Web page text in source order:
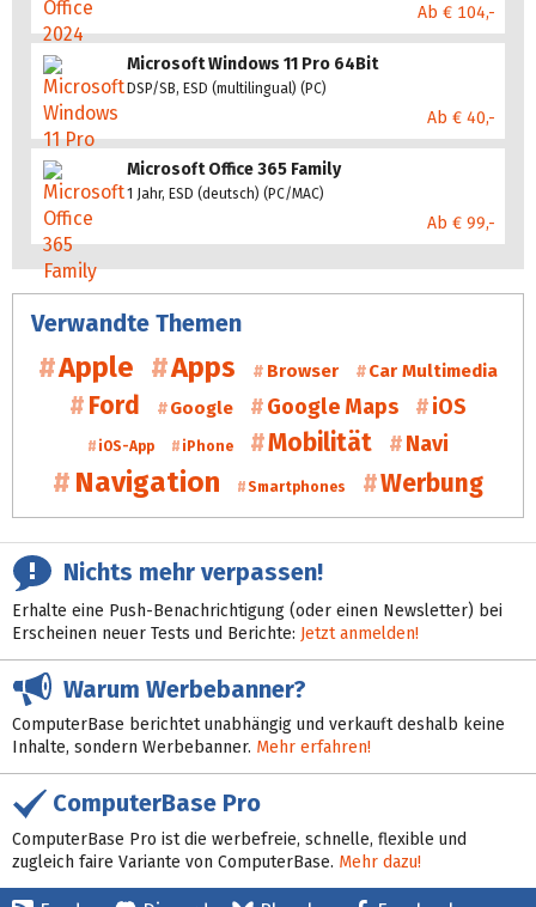
Ab € 104,-
Microsoft Windows 11 Pro 64Bit
DSP/SB, ESD (multilingual) (PC)
Ab € 40,-
Microsoft Office 365 Family
1 Jahr, ESD (deutsch) (PC/MAC)
Ab € 99,-
Verwandte Themen
Apple Apps Browser Car Multimedia
Ford Google Google Maps iOS
iOS-App iPhone Mobilität Navi
Navigation Smartphones Werbung
Nichts mehr verpassen!
Erhalte eine Push-Benachrichtigung (oder einen Newsletter) bei
Erscheinen neuer Tests und Berichte: Jetzt anmelden!
Warum Werbebanner?
ComputerBase berichtet unabhängig und verkauft deshalb keine
Inhalte, sondern Werbebanner. Mehr erfahren!
ComputerBase Pro
ComputerBase Pro ist die werbefreie, schnelle, flexible und
zugleich faire Variante von ComputerBase. Mehr dazu!